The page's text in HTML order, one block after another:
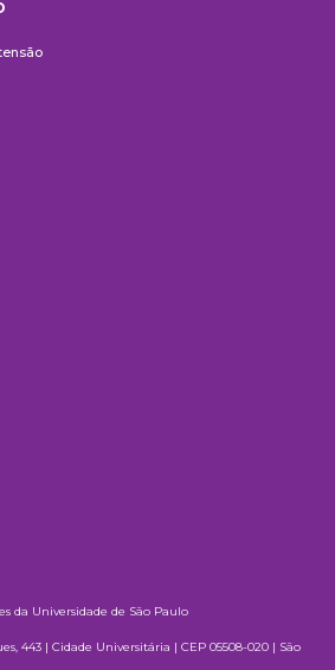
da Universidade de São Paulo
443 | Cidade Universitária | CEP 05508-020 | São